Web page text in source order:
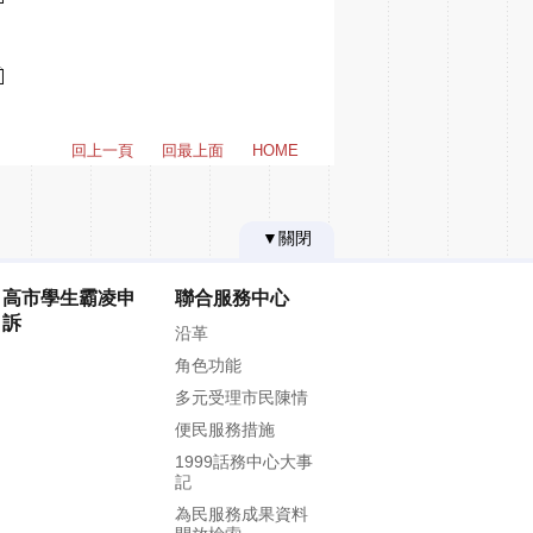
回上一頁 回最上面 HOME
▼關閉
高市學生霸凌申
訴
聯合服務中心
沿革
角色功能
多元受理市民陳情
便民服務措施
1999話務中心大事
記
為民服務成果資料